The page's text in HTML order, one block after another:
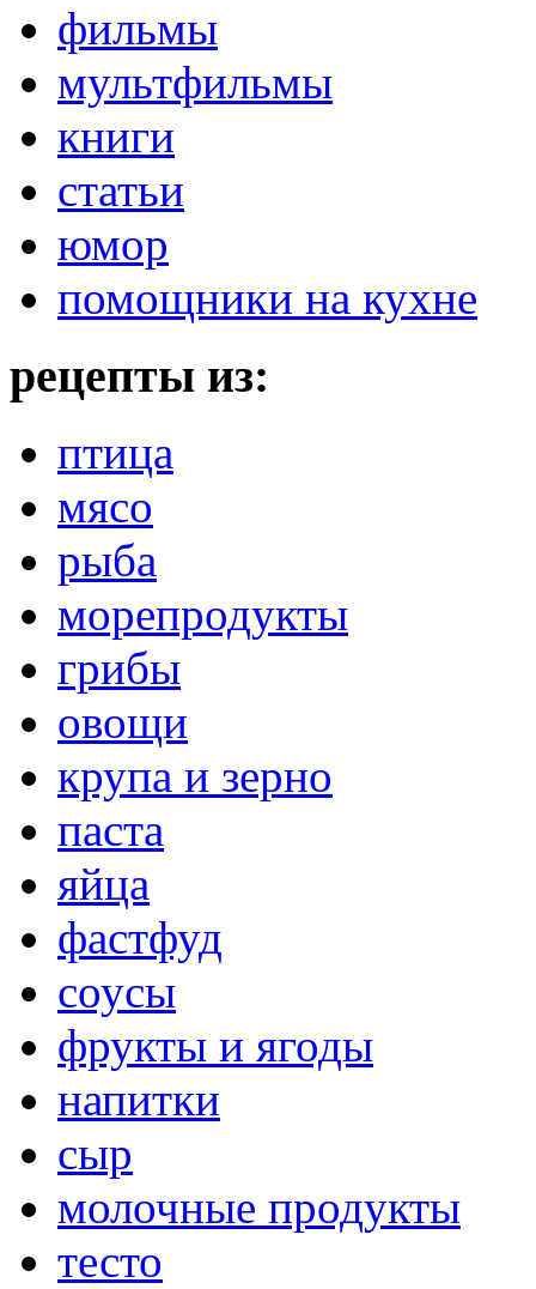
фильмы
мультфильмы
книги
статьи
юмор
помощники на кухне
рецепты из:
птица
мясо
рыба
морепродукты
грибы
овощи
крупа и зерно
паста
яйца
фастфуд
соусы
фрукты и ягоды
напитки
сыр
молочные продукты
тесто